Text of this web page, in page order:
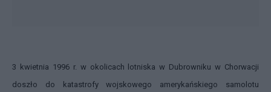
3 kwietnia 1996 r. w okolicach lotniska w Dubrowniku w Chorwacji
doszło do katastrofy wojskowego amerykańskiego samolotu